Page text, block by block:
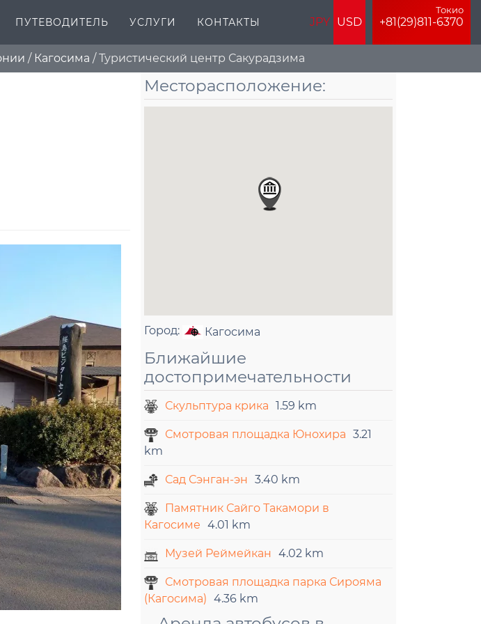
ПУТЕВОДИТЕЛЬ УСЛУГИ КОНТАКТЫ JPY USD
Токио
+81(29)811-6370
/ Кагосима / Туристический центр Сакурадзима
Месторасположение:
Город: Кагосима
Ближайшие
достопримечательности
Скульптура крика 1.59 km
Смотровая площадка Юнохира 3.21
km
Сад Сэнган-эн 3.40 km
Памятник Сайго Такамори в
Кагосиме 4.01 km
Музей Реймейкан 4.02 km
Смотровая площадка парка Сирояма
(Кагосима) 4.36 km